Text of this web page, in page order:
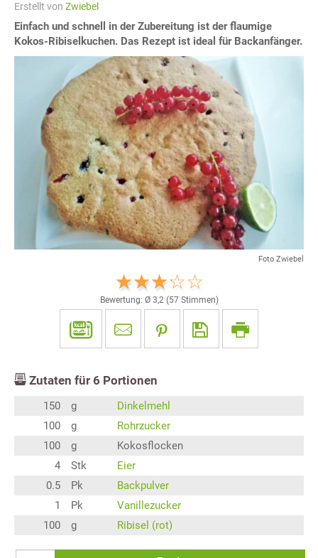
Erstellt von Zwiebel
Einfach und schnell in der Zubereitung ist der flaumige
Kokos-Ribiselkuchen. Das Rezept ist ideal für Backanfänger.
Foto Zwiebel
Bewertung: Ø 3,2(57Stimmen)
Zutaten für 6 Portionen
150 g
Dinkelmehl
100
g
Rohrzucker
100
g
Kokosflocken
4
Stk
Eier
0.5
Pk
Backpulver
1
Pk
Vanillezucker
100
g Ribisel (rot)